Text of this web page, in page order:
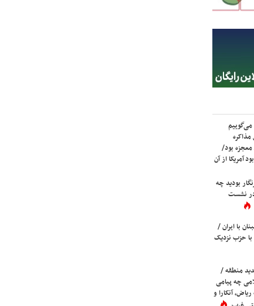
می‌گوییم
معجزه بود/
آمریکا از آن
بودید چه
نشست
با ایران /
حزب نزدیک
منطقه /
چه پیامی
آنکارا و